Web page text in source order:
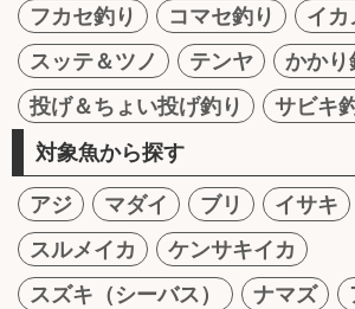
フカセ釣り
コマセ釣り
イカ
スッテ＆ツノ
テンヤ
かかり
投げ＆ちょい投げ釣り
サビキ
対象魚から探す
アジ マダイ ブリ イサキ
スルメイカ
ケンサキイカ
スズキ（シーバス）
ナマズ